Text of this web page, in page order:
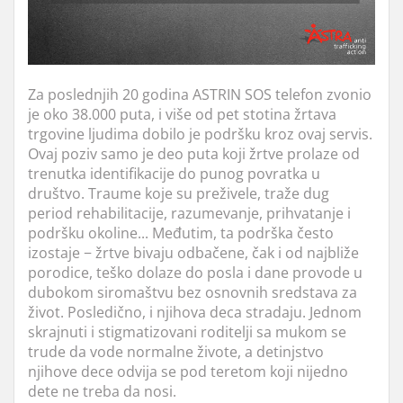
Za poslednjih 20 godina ASTRIN SOS telefon zvonio
je oko 38.000 puta, i više od pet stotina žrtava
trgovine ljudima dobilo je podršku kroz ovaj servis.
Ovaj poziv samo je deo puta koji žrtve prolaze od
trenutka identifikacije do punog povratka u
društvo. Traume koje su preživele, traže dug
period rehabilitacije, razumevanje, prihvatanje i
podršku okoline... Međutim, ta podrška često
izostaje − žrtve bivaju odbačene, čak i od najbliže
porodice, teško dolaze do posla i dane provode u
dubokom siromaštvu bez osnovnih sredstava za
život. Posledično, i njihova deca stradaju. Jednom
skrajnuti i stigmatizovani roditelji sa mukom se
trude da vode normalne živote, a detinjstvo
njihove dece odvija se pod teretom koji nijedno
dete ne treba da nosi.